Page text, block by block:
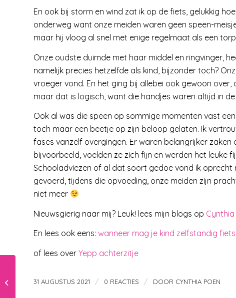
En ook bij storm en wind zat ik op de fiets, gelukkig
onderweg want onze meiden waren geen speen-
maar hij vloog al snel met enige regelmaat als een
Onze oudste duimde met haar middel en ringvinger,
namelijk precies hetzelfde als kind, bijzonder toch?
vroeger vond. En het ging bij allebei ook gewoon
maar dat is logisch, want die handjes waren altijd in
Ook al was die speen op sommige momenten vast
toch maar een beetje op zijn beloop gelaten. Ik
fases vanzelf overgingen. Er waren belangrijker
bijvoorbeeld, voelden ze zich fijn en werden het leuke
Schooladviezen of al dat soort gedoe vond ik oprecht
gevoerd, tijdens die opvoeding, onze meiden zijn
niet meer
Nieuwsgierig naar mij? Leuk! lees mijn blogs op Cynthia
En lees ook eens: wanneer mag je kind zelfstandig
of lees over Yepp achterzitje
31 AUGUSTUS 2021 / 0 REACTIES / DOOR CYNTHIA POEN